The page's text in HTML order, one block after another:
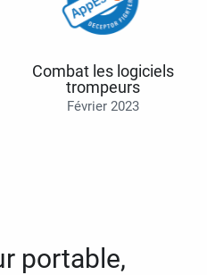
Combat les logiciels
trompeurs
Février 2023
portable,